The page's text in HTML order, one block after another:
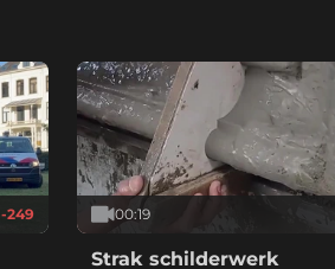
-249 00:19
Strak schilderwerk